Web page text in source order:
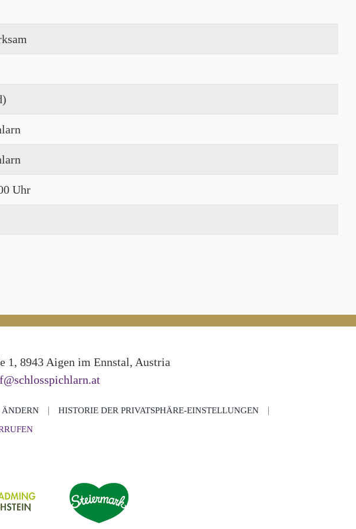
Uhr
1, 8943 Aigen im Ennstal, Austria
ÄNDERN
HISTORIE DER PRIVATSPHÄRE-EINSTELLUNGEN